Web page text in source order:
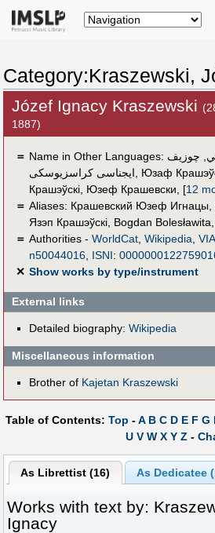
Category:Kraszewski,
Józef Ignacy Kraszewski
1887)
＝ Name in Other Languages: , چوزيف
ايجناسى كراسزيوسكى, Юзаф
Крашэўскі, Юзеф Крашевски, [12
＝ Aliases: Крашевский Юзеф Игнацы,
Язэп Крашэўскі, Bogdan Bolesławita,
＝ Authorities - WorldCat, Wikipedia,
n50044016, ISNI:
✕ Show works by type/instrument
External links
Detailed biography: Wikipedia
Miscellaneous information
Brother of Kajetan Kraszewski
Table of Contents: Top -A B C D E F G
U V W X Y Z -
As Librettist (16) As Dedicatee
Works with text by:
Ignacy